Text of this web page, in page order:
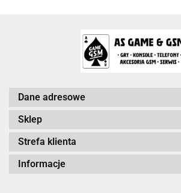
Arc System Works
Dane adresowe
Sklep
Strefa klienta
Informacje